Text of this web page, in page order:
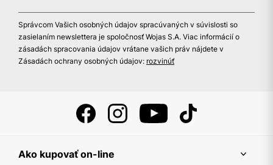
Správcom Vašich osobných údajov spracúvaných v súvislosti so
zasielaním newslettera je spoločnosť Wojas S.A. Viac informácií o
zásadách spracovania údajov vrátane vašich práv nájdete v
Zásadách ochrany osobných údajov: rozvinúť
Ako kupovať on-line